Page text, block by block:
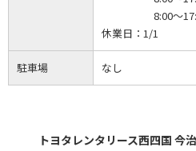
8:00～
休業日： 1/1
駐車場 なし
トヨタレンタリース西四国 今